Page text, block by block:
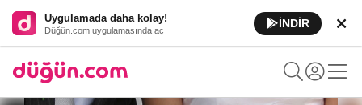
Uygulamada daha kolay!
Düğün.com uygulamasında aç
İNDİR